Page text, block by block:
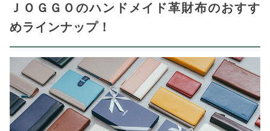
ＪＯＧＧＯのハンドメイド革財布のおすす
めラインナップ！